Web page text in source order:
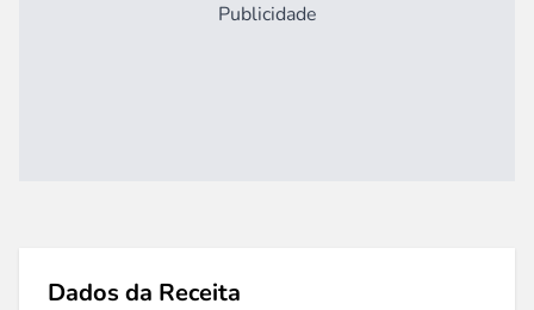
Publicidade
Dados da Receita